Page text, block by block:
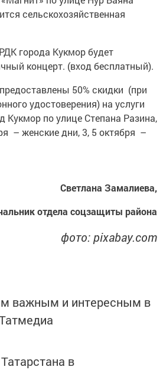
сельскохозяйственная
города Кукмор будет
концерт. (вход бесплатный).
50% скидки (при
удостоверения) на услуги
Кукмор по улице Степана Разина,
– женские дни, 3, 5 октября –
Светлана Замалиева,
отдела соцзащиты района
фото: pixabay.com
важным и интересным в
в